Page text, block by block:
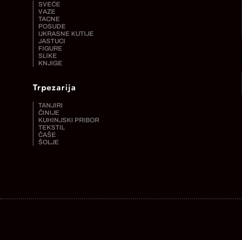
SVEĆE
VAZE
TACNE
POSUDE
UKRASNE KUTIJE
JASTUCI
FIGURE
SLIKE
KNJIGE
Trpezarija
TANJIRI
ČINIJE
KUHINJSKI PRIBOR
TEKSTIL
ČAŠE
ŠOLJE